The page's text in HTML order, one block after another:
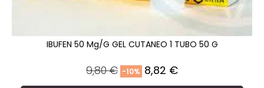
IBUFEN 50 Mg/g GEL CUTANEO 1 TUBO 50 G
Precio
regular
9,80 € -10% Precio
8,82 €